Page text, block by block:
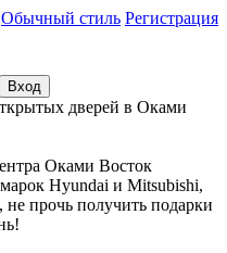
Обычный стиль Регистрация
дверей в Оками
Оками Восток
Hyundai и Mitsubishi,
прочь получить подарки